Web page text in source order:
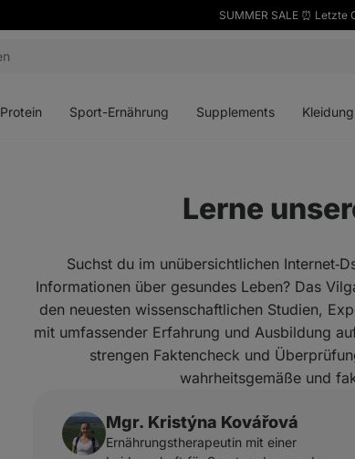
SUMMER SALE ⏰
Protein Sport-Ernährung Supplements Kleidung
Lerne
Suchst du im unübersichtlichen
Informationen über gesundes Leben? Das
den neuesten wissenschaftlichen Studien,
mit umfassender Erfahrung und Ausbildung
strengen Faktencheck und
wahrheitsgemäße und
Mgr. Kristýna Kovářová
Ernährungstherapeutin mit einer